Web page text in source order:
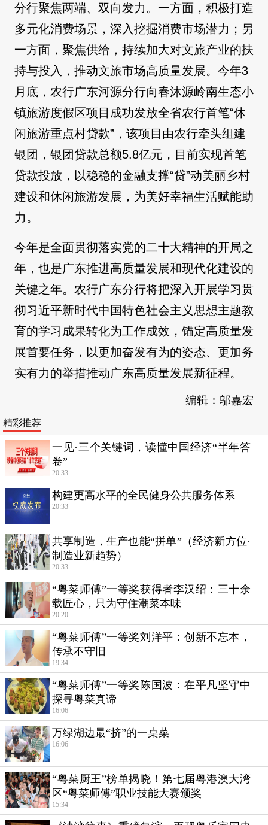
分行聚焦两端、双向发力。一方面，积极打造
多元化消费场景，深入挖掘消费市场潜力；另
一方面，聚焦供给，持续加大对文旅产业的扶
持与投入，推动文旅市场高质量发展。今年3
月底，农行广东河源分行向春沐源岭南生态小
镇旅游度假区项目成功发放全省农行首笔“休
闲旅游重点村贷款”，该项目由农行牵头组建
银团，银团贷款总额5.8亿元，目前实现首笔
贷款投放，以稳稳的金融支撑“贷”动美丽乡村
建设和休闲旅游发展，为美好幸福生活赋能助
力。
今年是全面贯彻落实党的二十大精神的开局之
年，也是广东推进高质量发展和现代化建设的
关键之年。农行广东分行将把深入开展学习贯
彻习近平新时代中国特色社会主义思想主题教
育的学习成果转化为工作成效，锚定高质量发
展首要任务，以更加奋发有为的姿态、更加务
实有力的举措推动广东高质量发展新征程。
编辑：邬嘉宏
精彩推荐